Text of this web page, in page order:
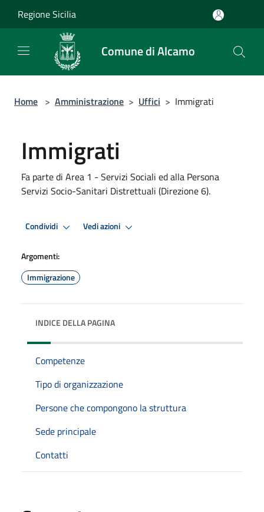
Regione Sicilia
Comune di Alcamo
Home > Amministrazione > Uffici > Immigrati
Immigrati
Fa parte di Area 1 - Servizi Sociali ed alla Persona
Servizi Socio-Sanitari Distrettuali (Direzione 6).
Condividi Vedi azioni
Argomenti:
Immigrazione
INDICE DELLA PAGINA
Competenze
Tipo di organizzazione
Persone che compongono la struttura
Sede principale
Contatti